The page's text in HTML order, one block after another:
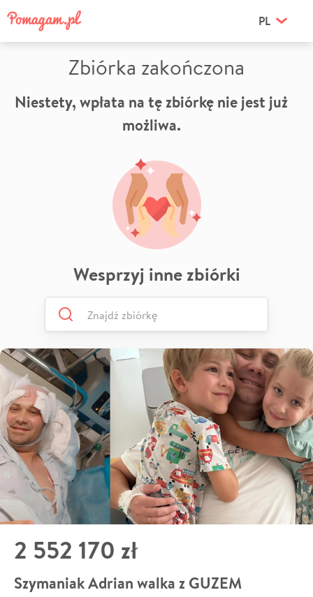
PL
Zbiórka zakończona
Niestety, wpłata na tę zbiórkę nie jest już
możliwa.
Wesprzyj inne zbiórki
2 552 170 zł
Szymaniak Adrian walka z GUZEM